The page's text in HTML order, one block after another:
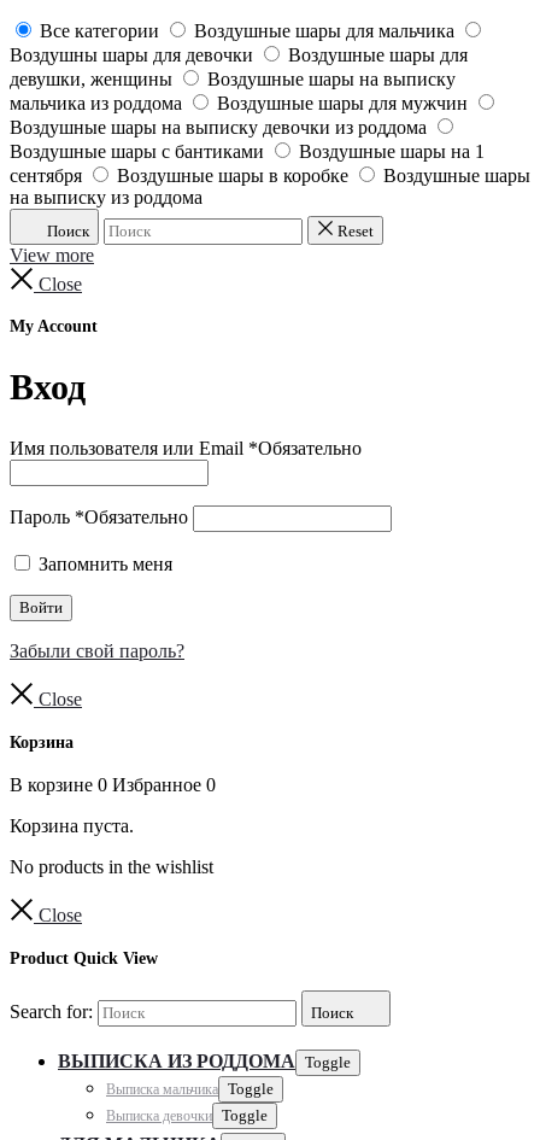
Все категории
Воздушные шары для мальчика
Воздушны шары для девочки
Воздушные шары для
девушки, женщины
Воздушные шары на выписку
мальчика из роддома
Воздушные шары для мужчин
Воздушные шары на выписку девочки из роддома
Воздушные шары с бантиками
Воздушные шары на 1
сентября
Воздушные шары в коробке
Воздушные шары
на выписку из роддома
Поиск Reset
View more
Close
My Account
Вход
Имя пользователя или Email *Обязательно
Пароль *Обязательно
Запомнить меня
Войти
Забыли свой пароль?
Close
Корзина
В корзине 0 Избранное 0
Корзина пуста.
No products in the wishlist
Close
Product Quick View
Search for: Поиск
ВЫПИСКА ИЗ РОДДОМА Toggle
Выписка мальчика Toggle
Выписка девочки Toggle